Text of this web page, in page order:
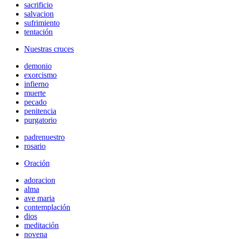
sacrificio
salvacion
sufrimiento
tentación
Nuestras cruces
demonio
exorcismo
infierno
muerte
pecado
penitencia
purgatorio
padrenuestro
rosario
Oración
adoracion
alma
ave maria
contemplación
dios
meditación
novena